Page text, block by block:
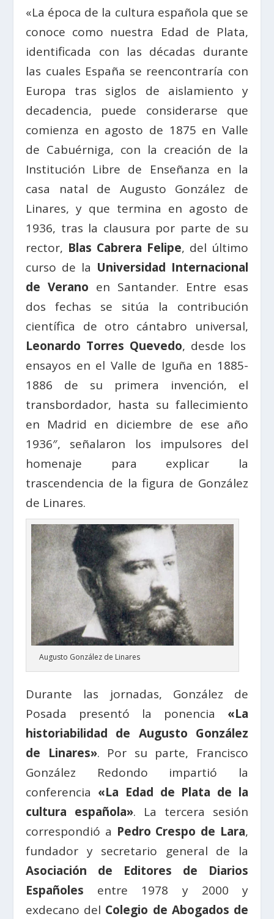
«La época de la cultura española que se
conoce como nuestra Edad de Plata,
identificada con las décadas durante
las cuales España se reencontraría con
Europa tras siglos de aislamiento y
decadencia, puede considerarse que
comienza en agosto de 1875 en Valle
de Cabuérniga, con la creación de la
Institución Libre de Enseñanza en la
casa natal de Augusto González de
Linares, y que termina en agosto de
1936, tras la clausura por parte de su
rector, Blas Cabrera Felipe, del último
curso de la Universidad Internacional
de Verano en Santander. Entre esas
dos fechas se sitúa la contribución
científica de otro cántabro universal,
Leonardo Torres Quevedo, desde los
ensayos en el Valle de Iguña en 1885-
1886 de su primera invención, el
transbordador, hasta su fallecimiento
en Madrid en diciembre de ese año
1936″, señalaron los impulsores del
homenaje para explicar la
trascendencia de la figura de González
de Linares.
Augusto González de Linares
Durante las jornadas, González de
Posada presentó la ponencia «La
historiabilidad de Augusto González
de Linares». Por su parte, Francisco
González Redondo impartió la
conferencia «La Edad de Plata de la
cultura española». La tercera sesión
correspondió a Pedro Crespo de Lara,
fundador y secretario general de la
Asociación de Editores de Diarios
Españoles entre 1978 y 2000 y
exdecano del Colegio de Abogados de